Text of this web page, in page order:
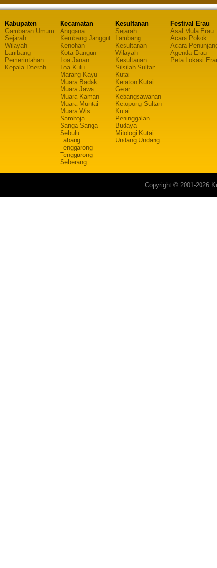
Kabupaten
Gambaran Umum
Sejarah
Wilayah
Lambang
Pemerintahan
Kepala Daerah
Kecamatan
Anggana
Kembang Janggut
Kenohan
Kota Bangun
Loa Janan
Loa Kulu
Marang Kayu
Muara Badak
Muara Jawa
Muara Kaman
Muara Muntai
Muara Wis
Samboja
Sanga-Sanga
Sebulu
Tabang
Tenggarong
Tenggarong
Seberang
Kesultanan
Sejarah
Lambang
Kesultanan
Wilayah
Kesultanan
Silsilah Sultan
Kutai
Keraton Kutai
Gelar
Kebangsawanan
Ketopong Sultan
Kutai
Peninggalan
Budaya
Mitologi Kutai
Undang Undang
Festival Erau
Asal Mula Erau
Acara Pokok
Acara
Agenda Erau
Peta Lokasi
Copyright © 2001-2026